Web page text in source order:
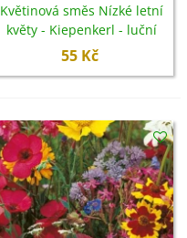
Květinová směs Nízké letní
květy - Kiepenkerl - luční
směs - 1 ks
55 Kč